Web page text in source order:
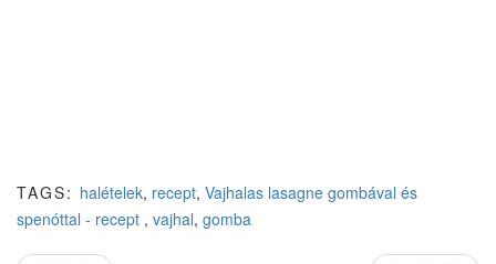
TAGS: halételek, recept, Vajhalas lasagne gombával és
spenóttal - recept , vajhal, gomba